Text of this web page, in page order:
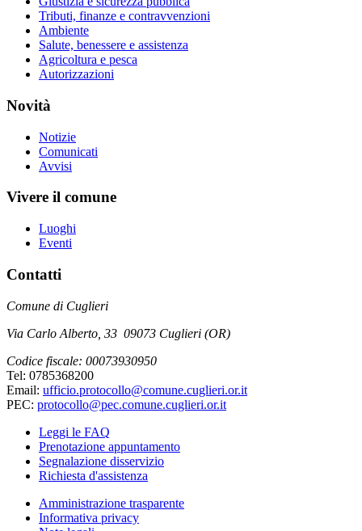
Tributi, finanze e contravvenzioni
Ambiente
Salute, benessere e assistenza
Agricoltura e pesca
Autorizzazioni
Novità
Notizie
Comunicati
Avvisi
Vivere il comune
Luoghi
Eventi
Contatti
Comune di Cuglieri
Via Carlo Alberto, 33 09073 Cuglieri (OR)
Codice fiscale: 00073930950
Tel: 0785368200
Email: ufficio.protocollo@comune.cuglieri.or.it
PEC: protocollo@pec.comune.cuglieri.or.it
Leggi le FAQ
Prenotazione appuntamento
Segnalazione disservizio
Richiesta d'assistenza
Amministrazione trasparente
Informativa privacy